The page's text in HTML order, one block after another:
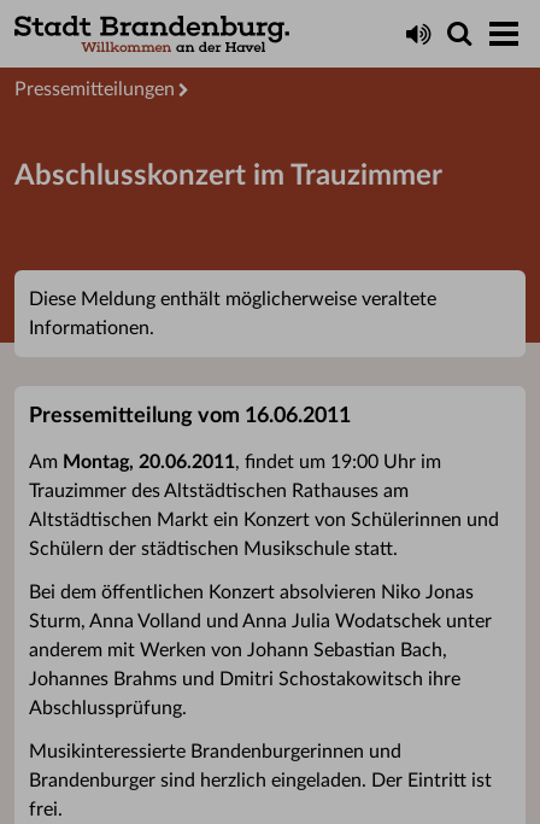
Presseservice
Pressemitteilungen
Abschlusskonzert im Trauzimmer
Diese Meldung enthält möglicherweise veraltete
Informationen.
Pressemitteilung vom 16.06.2011
Am Montag, 20.06.2011, findet um 19:00 Uhr im
Trauzimmer des Altstädtischen Rathauses am
Altstädtischen Markt ein Konzert von Schülerinnen und
Schülern der städtischen Musikschule statt.
Bei dem öffentlichen Konzert absolvieren Niko Jonas
Sturm, Anna Volland und Anna Julia Wodatschek unter
anderem mit Werken von Johann Sebastian Bach,
Johannes Brahms und Dmitri Schostakowitsch ihre
Abschlussprüfung.
Musikinteressierte Brandenburgerinnen und
Brandenburger sind herzlich eingeladen. Der Eintritt ist
frei.